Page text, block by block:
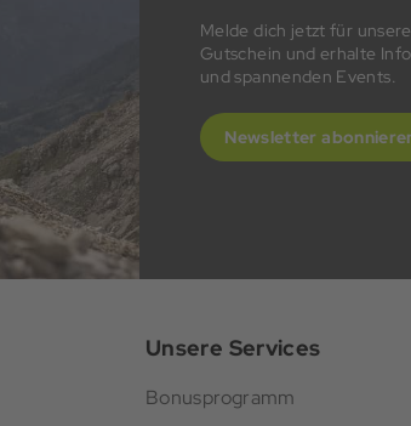
Melde dich jetzt für
Gutschein und erhalte
und spannenden Events.
Newsletter
Unsere Services
Bonusprogramm